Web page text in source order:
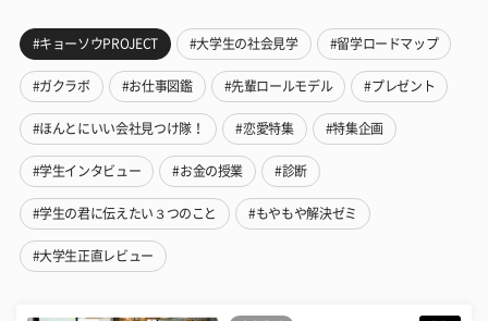
#キョーソウPROJECT #大学生の社会見学 #留学ロードマップ
#ガクラボ #お仕事図鑑 #先輩ロールモデル #プレゼント
#ほんとにいい会社見つけ隊！ #恋愛特集 #特集企画
#学生インタビュー #お金の授業 #診断
#学生の君に伝えたい３つのこと #もやもや解決ゼミ
#大学生正直レビュー